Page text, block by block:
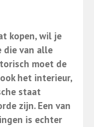
kopen, wil je
die van alle
moet de
het interieur,
staat
zijn. Een van
is echter